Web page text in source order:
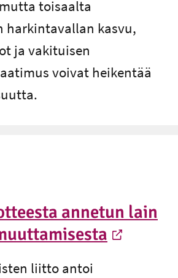
toisaalta
harkintavallan kasvu,
ja vakituisen
voivat heikentää
annetun lain
liitto antoi